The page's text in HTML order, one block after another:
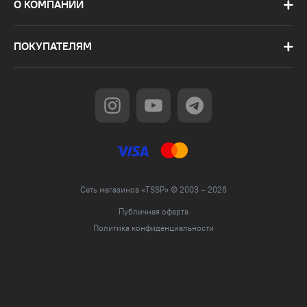
О КОМПАНИИ
ПОКУПАТЕЛЯМ
Сеть магазинов «TSSP» © 2003 – 2026
Публичная оферта
Политика конфиденциальности